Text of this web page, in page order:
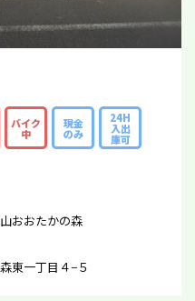
バイク
中
現金
のみ
24H
入出
庫可
おおたかの森
東一丁目４−５